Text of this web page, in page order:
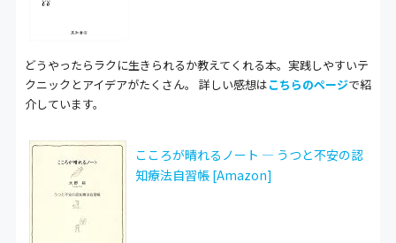
どうやったらラクに生きられるか教えてくれる本。実践しやすいテ
クニックとアイデアがたくさん。 詳しい感想はこちらのページで紹
介しています。
こころが晴れるノート ― うつと不安の認
知療法自習帳 [Amazon]